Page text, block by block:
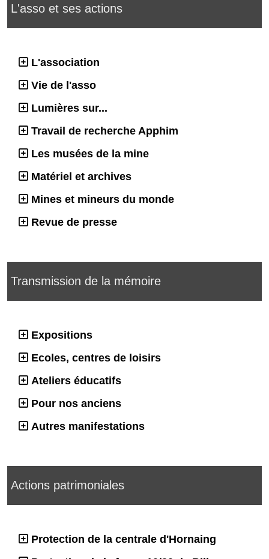
L'asso et ses actions
L'association
Vie de l'asso
Lumières sur...
Travail de recherche Apphim
Les musées de la mine
Matériel et archives
Mines et mineurs du monde
Revue de presse
Transmission de la mémoire
Expositions
Ecoles, centres de loisirs
Ateliers éducatifs
Pour nos anciens
Autres manifestations
Actions patrimoniales
Protection de la centrale d'Hornaing